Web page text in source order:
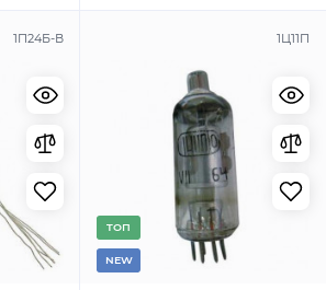
1П24Б-В 1Ц11П
TОП
NEW